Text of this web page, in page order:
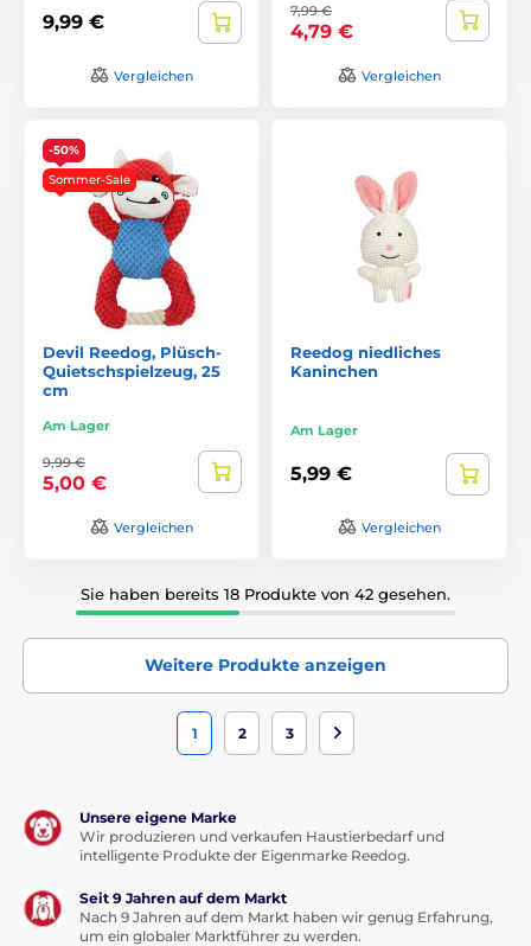
9,99 €
Vergleichen
7,99 €
4,79 €
Vergleichen
-50%
Sommer-Sale
Devil Reedog, Plüsch-
Quietschspielzeug, 25
cm
Am Lager
9,99 €
5,00 €
Vergleichen
Reedog niedliches
Kaninchen
Am Lager
5,99 €
Vergleichen
Sie haben bereits 18 Produkte von 42 gesehen.
Weitere Produkte anzeigen
1 2 3
Unsere eigene Marke
Wir produzieren und verkaufen Haustierbedarf und
intelligente Produkte der Eigenmarke Reedog.
Seit 9 Jahren auf dem Markt
Nach 9 Jahren auf dem Markt haben wir genug Erfahrung,
um ein globaler Marktführer zu werden.